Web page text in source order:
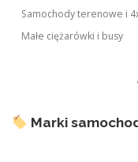
Samochody terenowe i
Małe ciężarówki i busy
Marki